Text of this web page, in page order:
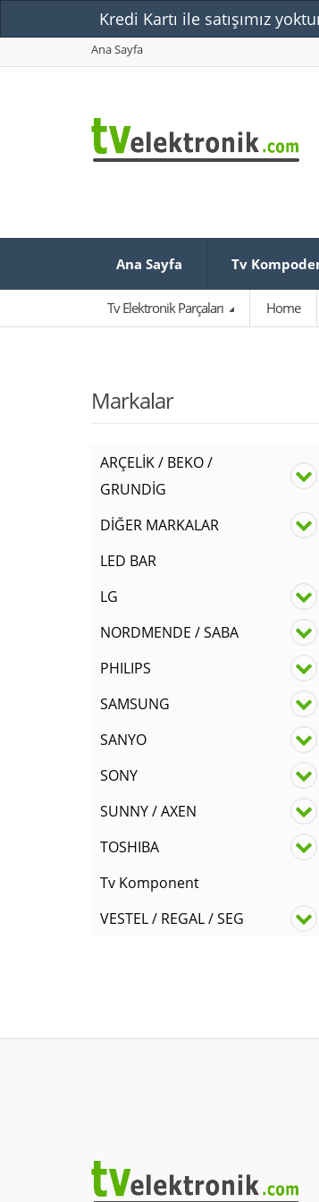
Ana Sayfa
Ana Sayfa Tv
Tv Elektronik Parçaları Home
Markalar
ARÇELİK / BEKO /
GRUNDİG
DİĞER MARKALAR
LED BAR
LG
NORDMENDE / SABA
PHILIPS
SAMSUNG
SANYO
SONY
SUNNY / AXEN
TOSHIBA
Tv Komponent
VESTEL / REGAL / SEG
Kredi Kartı ile satışımız